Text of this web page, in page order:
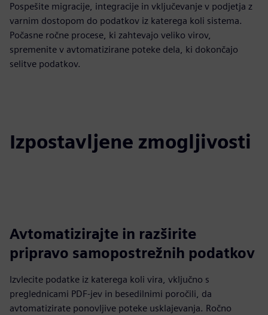
Pospešite migracije, integracije in vključevanje v podjetja z
varnim dostopom do podatkov iz katerega koli sistema.
Počasne ročne procese, ki zahtevajo veliko virov,
spremenite v avtomatizirane poteke dela, ki dokončajo
selitve podatkov.
Izpostavljene zmogljivosti
Avtomatizirajte in razširite
pripravo samopostrežnih podatkov
Izvlecite podatke iz katerega koli vira, vključno s
preglednicami PDF-jev in besedilnimi poročili, da
avtomatizirate ponovljive poteke usklajevanja. Ročno